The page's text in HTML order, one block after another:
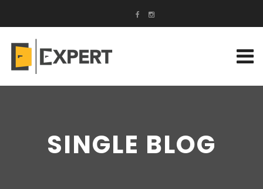
SINGLE BLOG